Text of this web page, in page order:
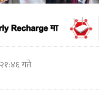
२१:४६ गते